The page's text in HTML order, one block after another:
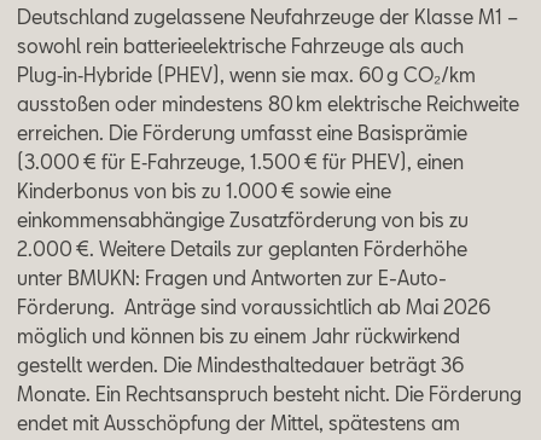
Über uns
Aktionen
Deutschland zugelassene Neufahrzeuge der Klasse M1 –
sowohl rein batterieelektrische Fahrzeuge als auch
Plug‑in‑Hybride (PHEV), wenn sie max. 60 g CO₂/km
ausstoßen oder mindestens 80 km elektrische Reichweite
erreichen. Die Förderung umfasst eine Basisprämie
(3.000 € für E‑Fahrzeuge, 1.500 € für PHEV), einen
Kinderbonus von bis zu 1.000 € sowie eine
einkommensabhängige Zusatzförderung von bis zu
2.000 €. Weitere Details zur geplanten Förderhöhe
unter BMUKN: Fragen und Antworten zur E-Auto-
Förderung. Anträge sind voraussichtlich ab Mai 2026
möglich und können bis zu einem Jahr rückwirkend
gestellt werden. Die Mindesthaltedauer beträgt 36
Monate. Ein Rechtsanspruch besteht nicht. Die Förderung
endet mit Ausschöpfung der Mittel, spätestens am